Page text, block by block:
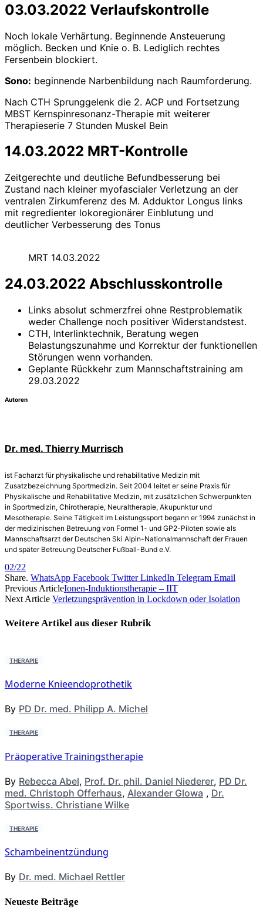
03.03.2022 Verlaufskontrolle
Noch lokale Verhärtung. Beginnende Ansteuerung
möglich. Becken und Knie o. B. Lediglich rechtes
Fersenbein blockiert.
Sono: beginnende Narbenbildung nach Raumforderung.
Nach CTH Sprunggelenk die 2. ACP und Fortsetzung
MBST Kernspinresonanz-Therapie mit weiterer
Therapieserie 7 Stunden Muskel Bein
14.03.2022 MRT-Kontrolle
Zeitgerechte und deutliche Befundbesserung bei
Zustand nach kleiner myofascialer Verletzung an der
ventralen Zirkumferenz des M. Adduktor Longus links
mit regredienter lokoregionärer Einblutung und
deutlicher Verbesserung des Tonus
MRT 14.03.2022
24.03.2022 Abschlusskontrolle
Links absolut schmerzfrei ohne Restproblematik
weder Challenge noch positiver Widerstandstest.
CTH, Interlinktechnik, Beratung wegen
Belastungszunahme und Korrektur der funktionellen
Störungen wenn vorhanden.
Geplante Rückkehr zum Mannschaftstraining am
29.03.2022
Autoren
Dr. med. Thierry Murrisch
ist Facharzt für physikalische und rehabilitative Medizin mit
Zusatzbezeichnung Sportmedizin. Seit 2004 leitet er seine Praxis für
Physikalische und Rehabilitative Medizin, mit zusätzlichen Schwerpunkten
in Sportmedizin, ­Chirotherapie, Neuraltherapie, Akupunktur und
Mesotherapie. Seine Tätigkeit im Leistungssport begann er 1994 zunächst in
der medizinischen Betreuung von Formel 1- und GP2-Piloten sowie als
Mannschaftsarzt der Deutschen Ski Alpin-Nationalmannschaft der Frauen
und später Betreuung Deutscher Fußball-Bund e.V.
02/22
Share. WhatsApp Facebook Twitter LinkedIn Telegram Email
Previous ArticleIonen-Induktionstherapie – IIT
Next Article Verletzungsprävention in Lockdown oder Isolation
Weitere Artikel aus dieser Rubrik
THERAPIE
Moderne Knieendoprothetik
By PD Dr. med. Philipp A. Michel
THERAPIE
Präoperative Trainingstherapie
By Rebecca Abel, Prof. Dr. phil. Daniel Niederer, PD Dr.
med. Christoph Offerhaus, Alexander Glowa , Dr.
Sportwiss. Christiane Wilke
THERAPIE
Schambeinentzündung
By Dr. med. Michael Rettler
Neueste Beiträge